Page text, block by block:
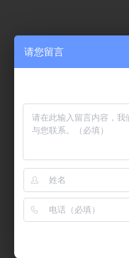
COPYRIGHT 2005-
E-mail:lgyc58@163com
请您留言